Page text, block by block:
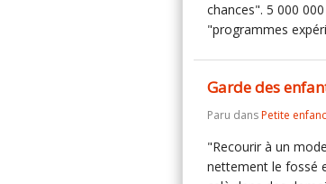
chances". 5 000
"programmes
Garde des
Paru dansPetite
"Recourir à un
nettement le fossé